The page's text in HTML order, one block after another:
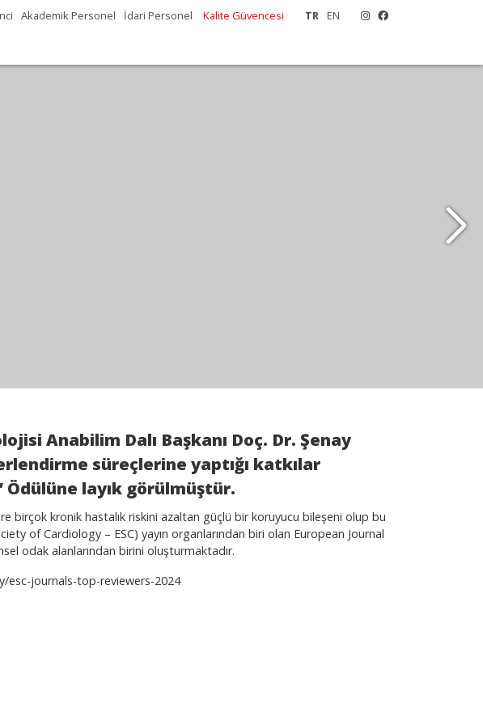
TR EN
Akademik Personel İdari Personel Kalite Güvencesi
Anabilim Dalı Başkanı Doç. Dr. Şenay
süreçlerine yaptığı katkılar
Ödülüne layık görülmüştür.
birçok kronik hastalık riskini azaltan güçlü bir koruyucu bileşeni olup bu
of Cardiology – ESC) yayın organlarından biri olan European Journal
odak alanlarından birini oluşturmaktadır.
esc-journals-top-reviewers-2024